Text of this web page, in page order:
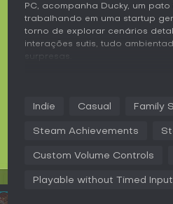
PC, acompanha Ducky, um
trabalhando em uma startup
torno de explorar cenários
interações sutis, tudo
surpresas.
ambientes vibrantes e cheios
pelos excêntricos moradores
Além da busca básica, resolve
ajudar um dragãozinho a
prioriza o relaxamento, sem
Indie Casual Family
Steam Achievements
Custom Volume Controls
Playable without Timed Input